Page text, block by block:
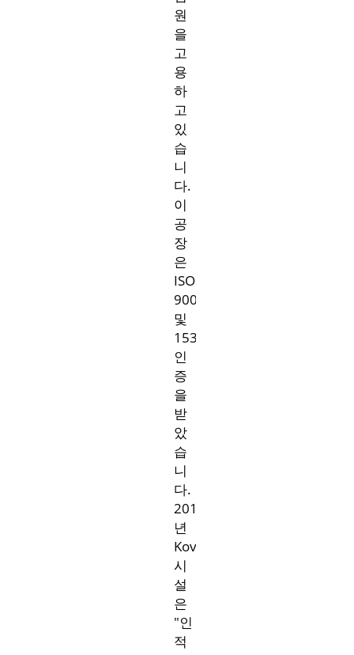
원
을
고
용
하
고
있
습
니
다.
이
공
장
은
ISO
9001
및
15378
인
증
을
받
았
습
니
다.
2015
년
Kovin
시
설
은
"인
적